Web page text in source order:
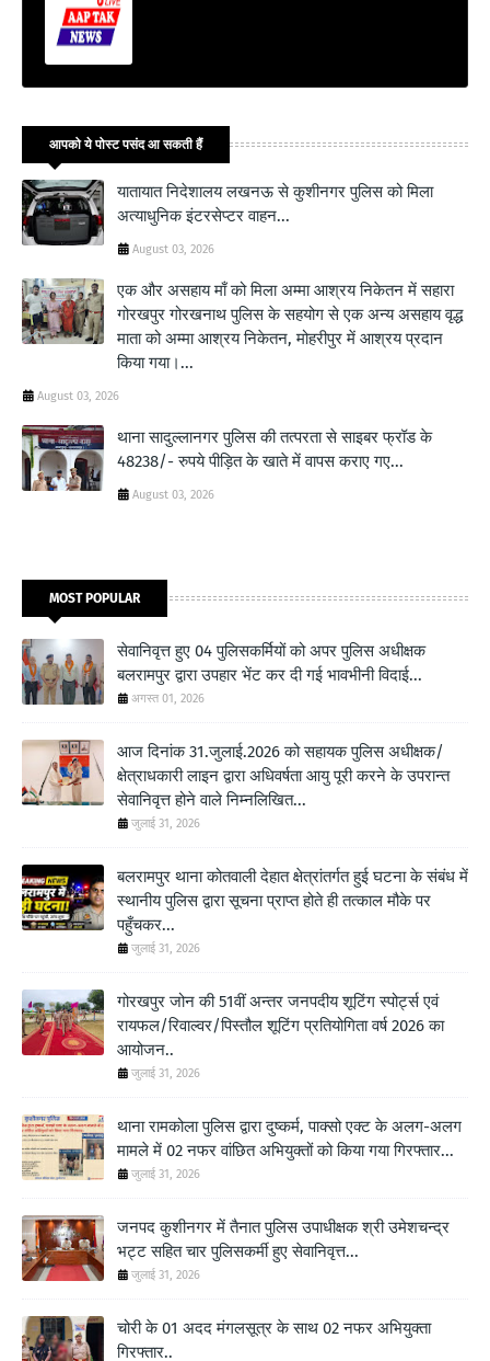
आपको ये पोस्ट पसंद आ सकती हैं
यातायात निदेशालय लखनऊ से कुशीनगर पुलिस को मिला
अत्याधुनिक इंटरसेप्टर वाहन...
August 03, 2026
एक और असहाय माँ को मिला अम्मा आश्रय निकेतन में सहारा
गोरखपुर गोरखनाथ पुलिस के सहयोग से एक अन्य असहाय वृद्ध
माता को अम्मा आश्रय निकेतन, मोहरीपुर में आश्रय प्रदान
किया गया।...
August 03, 2026
थाना सादुल्लानगर पुलिस की तत्परता से साइबर फ्रॉड के
48238/- रुपये पीड़ित के खाते में वापस कराए गए...
August 03, 2026
MOST POPULAR
सेवानिवृत्त हुए 04 पुलिसकर्मियों को अपर पुलिस अधीक्षक
बलरामपुर द्वारा उपहार भेंट कर दी गई भावभीनी विदाई...
अगस्त 01, 2026
आज दिनांक 31.जुलाई.2026 को सहायक पुलिस अधीक्षक/
क्षेत्राधकारी लाइन द्वारा अधिवर्षता आयु पूरी करने के उपरान्त
सेवानिवृत्त होने वाले निम्नलिखित...
जुलाई 31, 2026
बलरामपुर थाना कोतवाली देहात क्षेत्रांतर्गत हुई घटना के संबंध में
स्थानीय पुलिस द्वारा सूचना प्राप्त होते ही तत्काल मौके पर
पहुँचकर...
जुलाई 31, 2026
गोरखपुर जोन की 51वीं अन्तर जनपदीय शूटिंग स्पोर्ट्स एवं
रायफल/रिवाल्वर/पिस्तौल शूटिंग प्रतियोगिता वर्ष 2026 का
आयोजन..
जुलाई 31, 2026
थाना रामकोला पुलिस द्वारा दुष्कर्म, पाक्सो एक्ट के अलग-अलग
मामले में 02 नफर वांछित अभियुक्तों को किया गया गिरफ्तार...
जुलाई 31, 2026
जनपद कुशीनगर में तैनात पुलिस उपाधीक्षक श्री उमेशचन्द्र
भट्ट सहित चार पुलिसकर्मी हुए सेवानिवृत्त...
जुलाई 31, 2026
चोरी के 01 अदद मंगलसूत्र के साथ 02 नफर अभियुक्ता
गिरफ्तार..